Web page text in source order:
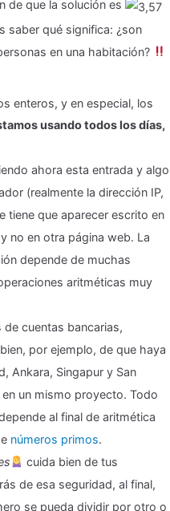
de que la solución es
saber qué significa: ¿son
en una habitación?
enteros, y en especial, los
usando todos los días,
ahora esta entrada y algo
(realmente la dirección IP,
tiene que aparecer escrito en
y no en otra página web. La
depende de muchas
aritméticas muy
cuentas bancarias,
por ejemplo, de que haya
Ankara, Singapur y San
un mismo proyecto. Todo
al final de aritmética
números primos.
cuida bien de tus
de esa seguridad, al final,
se pueda dividir por otro o